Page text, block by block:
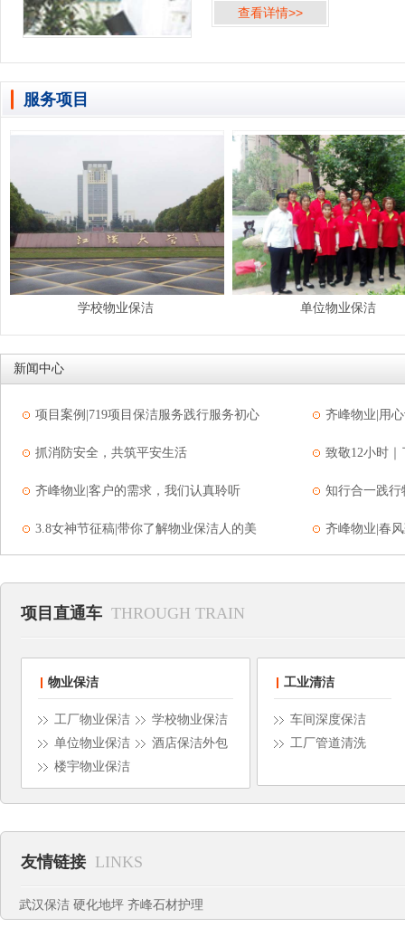
2005年建厂开始，就一直提供多项清
技术设备的完善，...
查看详情>>
服务项目
学校物业保洁 单位物业保洁
新闻中心
项目案例|719项目保洁服务践行服务初心 齐峰物业|用
抓消防安全，共筑平安生活 致敬12小时
齐峰物业|客户的需求，我们认真聆听 知行合一践
3.8女神节征稿|带你了解物业保洁人的美 齐峰物业|春
项目直通车 THROUGH TRAIN
物业保洁
工厂物业保洁
学校物业保洁
单位物业保洁
酒店保洁外包
楼宇物业保洁
工业清洁
车间深度保洁
工厂管道清洗
友情链接 LINKS
武汉保洁 硬化地坪 齐峰石材护理